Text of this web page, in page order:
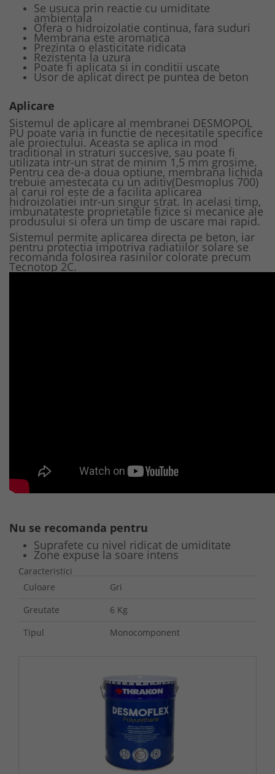
Se usuca prin reactie cu umiditate
ambientala
Ofera o hidroizolatie continua, fara suduri
Membrana este aromatica
Prezinta o elasticitate ridicata
Rezistenta la uzura
Poate fi aplicata si in conditii uscate
Usor de aplicat direct pe puntea de beton
Aplicare
Sistemul de aplicare al membranei DESMOPOL
PU poate varia in functie de necesitatile specifice
ale proiectului. Aceasta se aplica in mod
traditional in straturi succesive, sau poate fi
utilizata intr-un strat de minim 1,5 mm grosime.
Pentru cea de-a doua optiune, membrana lichida
trebuie amestecata cu un aditiv(Desmoplus 700)
al carui rol este de a facilita aplicarea
hidroizolatiei intr-un singur strat. In acelasi timp,
imbunatateste proprietatile fizice si mecanice ale
produsului si ofera un timp de uscare mai rapid.
Sistemul permite aplicarea directa pe beton, iar
pentru protectia impotriva radiatiilor solare se
recomanda folosirea rasinilor colorate precum
Tecnotop 2C.
Nu se recomanda pentru
Suprafete cu nivel ridicat de umiditate
Zone expuse la soare intens
Caracteristici
Culoare
Gri
Greutate
6 Kg
Tipul
Monocomponent